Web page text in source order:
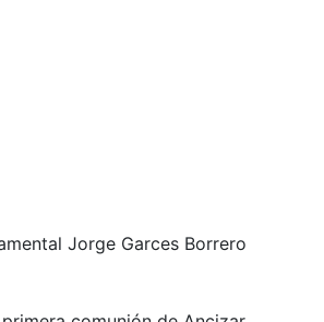
Jorge Garces Borrero